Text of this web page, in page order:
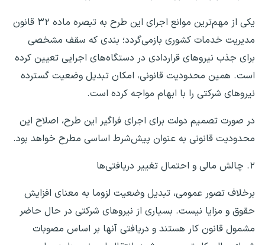
یکی از مهم‌ترین موانع اجرای این طرح به تبصره ماده ۳۲ قانون
مدیریت خدمات کشوری بازمی‌گردد؛ بندی که سقف مشخصی
برای جذب نیرو‌های قراردادی در دستگاه‌های اجرایی تعیین کرده
است. همین محدودیت قانونی، امکان تبدیل وضعیت گسترده
نیرو‌های شرکتی را با ابهام مواجه کرده است.
در صورت تصمیم دولت برای اجرای فراگیر این طرح، اصلاح این
محدودیت قانونی به عنوان پیش‌شرط اساسی مطرح خواهد بود.
۲. چالش مالی و احتمال تغییر دریافتی‌ها
برخلاف تصور عمومی، تبدیل وضعیت لزوما به معنای افزایش
حقوق و مزایا نیست. بسیاری از نیرو‌های شرکتی در حال حاضر
مشمول قانون کار هستند و دریافتی آنها بر اساس مصوبات